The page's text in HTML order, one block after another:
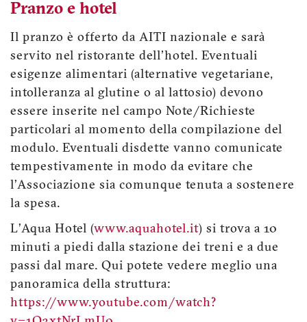
Pranzo e hotel
Il pranzo è offerto da AITI nazionale e sarà
servito nel ristorante dell'hotel. Eventuali
esigenze alimentari (alternative vegetariane,
intolleranza al glutine o al lattosio) devono
essere inserite nel campo Note/Richieste
particolari al momento della compilazione del
modulo. Eventuali disdette vanno comunicate
tempestivamente in modo da evitare che
l’Associazione sia comunque tenuta a sostenere
la spesa.
L’Aqua Hotel (www.aquahotel.it) si trova a 10
minuti a piedi dalla stazione dei treni e a due
passi dal mare. Qui potete vedere meglio una
panoramica della struttura:
https://www.youtube.com/watch?